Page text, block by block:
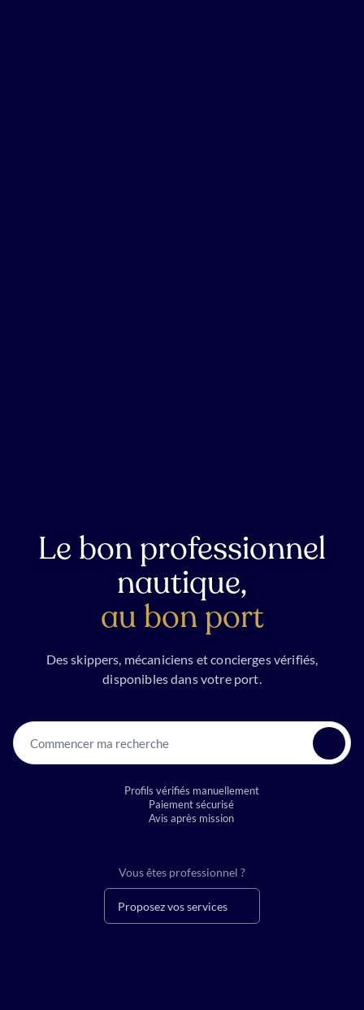
Le bon professionnel
nautique,
au bon port
Des skippers, mécaniciens et concierges vérifiés,
disponibles dans votre port.
Commencer ma recherche
Profils vérifiés manuellement
Paiement sécurisé
Avis après mission
Vous êtes professionnel ?
Proposez vos services